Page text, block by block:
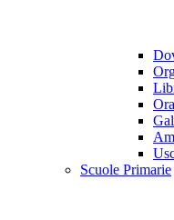
Scuole Primarie